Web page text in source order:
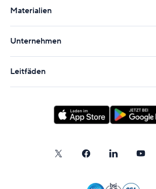
Materialien
Unternehmen
Leitfäden